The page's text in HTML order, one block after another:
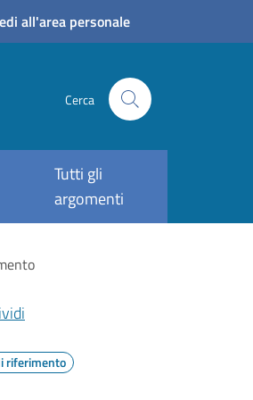
all'area personale
Cerca
Tutti gli
argomenti
riferimento